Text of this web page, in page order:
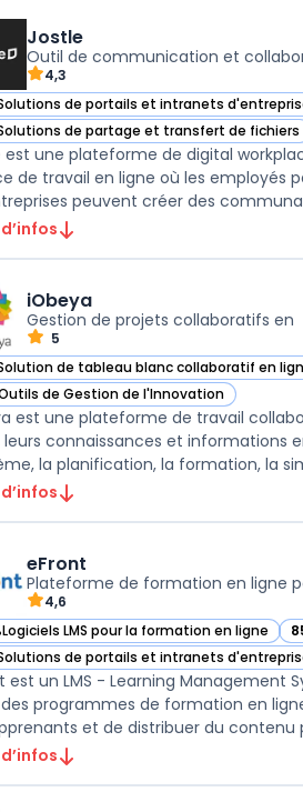
Jostle
Outil de communication et
4,3
de portails et intranets
Jostle dans cette catégorie
de partage et transfert de fichiers
Jostle dans cette catégorie
est une plateforme de digital
de travail en ligne où les employés
peuvent créer des
iObeya
Gestion de projets collaboratifs en
5
de tableau blanc collaboratif en
iObeya dans cette catégorie
de Gestion de l'Innovation
iObeya dans cette catégorie
est une plateforme de travail
leurs connaissances et informations
la planification, la formation, la
eFront
Plateforme de formation en ligne
4,6
Logiciels LMS pour la formation en ligne
eFront dans cette catégorie
—
de portails et intranets
eFront dans cette catégorie
est un LMS - Learning Management
programmes de formation en
et de distribuer du contenu